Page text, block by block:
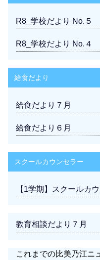
R8_学校だより No.５
R8_学校だより No.４
給食だより
給食だより７月
給食だより６月
スクールカウンセラー
【1学期】スクールカ
教育相談だより７月
これまでの比美乃江ニ